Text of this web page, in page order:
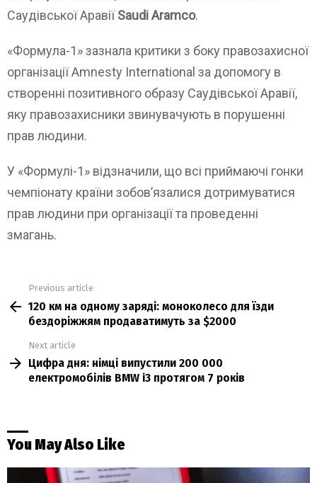
Саудівської АравіїSaudi Aramco.
«Формула-1» зазнала критики з боку правозахисної
організації Amnesty International за допомогу в
створенні позитивного образу Саудівської Аравії,
яку правозахисники звинувачують в порушенні
прав людини.
У «Формулі-1» відзначили, що всі приймаючі гонки
чемпіонату країни зобов’язалися дотримуватися
прав людини при організації та проведенні
змагань.
more
Previous article
120 км на одному заряді: моноколесо для їзди
бездоріжжям продаватимуть за $2000
Next article
Цифра дня: німці випустили 200 000
електромобілів BMW i3 протягом 7 років
You May Also Like